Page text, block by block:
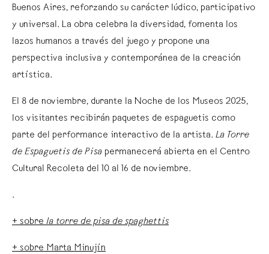
Buenos Aires, reforzando su carácter lúdico, participativo
y universal. La obra celebra la diversidad, fomenta los
lazos humanos a través del juego y propone una
perspectiva inclusiva y contemporánea de la creación
artística.
El 8 de noviembre, durante la Noche de los Museos 2025,
los visitantes recibirán paquetes de espaguetis como
parte del performance interactivo de la artista. La Torre
de Espaguetis de Pisa permanecerá abierta en el Centro
Cultural Recoleta del 10 al 16 de noviembre.
.
+ sobre la torre de pisa de spaghettis
+ sobre Marta Minujín